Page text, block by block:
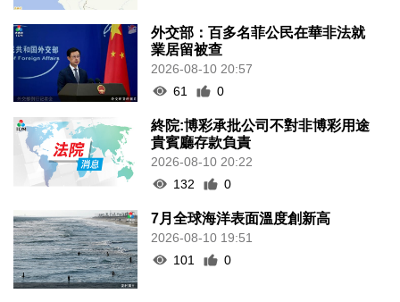
外交部：百多名菲公民在華非法就
業居留被查
2026-08-10 20:57
61
0
終院:博彩承批公司不對非博彩用途
貴賓廳存款負責
2026-08-10 20:22
132
0
7月全球海洋表面溫度創新高
2026-08-10 19:51
101
0